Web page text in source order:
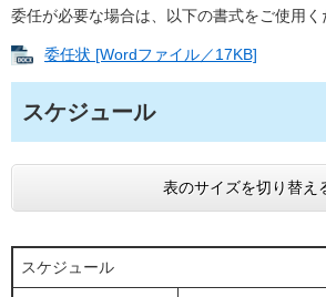
委任が必要な場合は、以下の書式をご使用く
委任状 [Wordファイル／17KB]
スケジュール
表のサイズを切り替え
スケジュール